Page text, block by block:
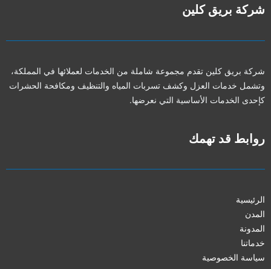
شركة بريق كلين
شركة بريق كلين تقدم مجموعة شاملة من الخدمات لعملائها في المملكة،
وتشمل خدمات العزل وكشف تسربات المياه والتنظيف ومكافحة الحشرات
كإحدى الخدمات الأساسية التي نعرضها.
روابط قد تهمك
الرئيسية
المدن
المدونة
خدماتنا
سياسة الخصوصية